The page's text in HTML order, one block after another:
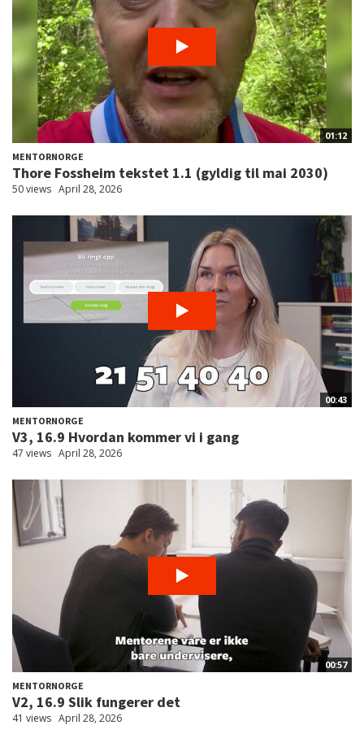
01:12
MENTORNORGE
Thore Fossheim tekstet 1.1 (gyldig til mai 2030)
50 views April 28, 2026
00:43
MENTORNORGE
V3, 16.9 Hvordan kommer vi i gang
47 views April 28, 2026
00:57
MENTORNORGE
V2, 16.9 Slik fungerer det
41 views April 28, 2026